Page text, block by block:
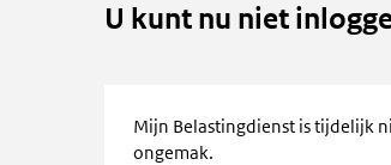
U kunt nu niet
Mijn Belastingdienst is tijdelijk
ongemak.